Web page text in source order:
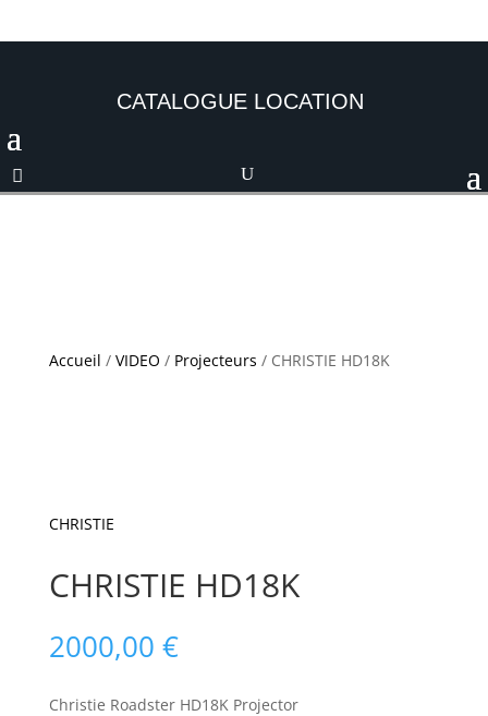
CATALOGUE LOCATION
Accueil / VIDEO / Projecteurs / CHRISTIE HD18K
CHRISTIE
CHRISTIE HD18K
2000,00 €
Christie Roadster HD18K Projector